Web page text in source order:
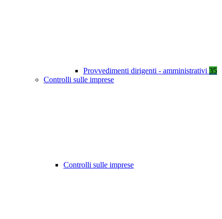
Provvedimenti dirigenti - amministrativi 35
Controlli sulle imprese
Controlli sulle imprese